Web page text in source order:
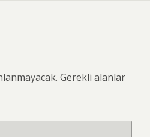
Gerekli alanlar